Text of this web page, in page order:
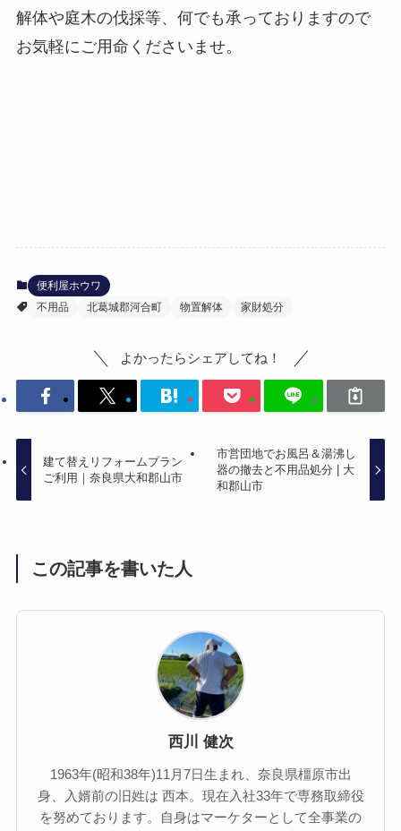
解体や庭木の伐採等、何でも承っておりますので
お気軽にご用命くださいませ。
便利屋ホウワ
不用品
北葛城郡河合町 物置解体 家財処分
よかったらシェアしてね！
建て替えリフォームプラン
ご利用｜奈良県大和郡山市
市営団地でお風呂＆湯沸し
器の撤去と不用品処分 | 大
和郡山市
この記事を書いた人
西川 健次
1963年(昭和38年)11月7日生まれ、奈良県橿原市出
身、入婿前の旧姓は 西本。現在入社33年で専務取締役
を努めております。自身はマーケターとして全事業の